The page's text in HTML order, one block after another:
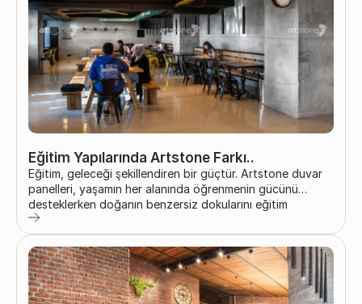
Eğitim Yapılarında Artstone Farkı..
Eğitim, geleceği şekillendiren bir güçtür. Artstone duvar
panelleri, yaşamın her alanında öğrenmenin gücünü
desteklerken doğanın benzersiz dokularını eğitim
yapılarıyla buluşturur. Artstone; taş ve ahşap gibi
doğanın cömert armağanlarının seçkin hissini duvarlara
yansıtır. Kolay uygulanabilen duvar panelleri; endüstriyel
tasarıma sahip beton ve metal dokularıyla eğitim yapıları
başta olmak üzere pek çok mekâna estetik bir dokunuş
katar. Okula dönüş döneminde, Artstone duvar...